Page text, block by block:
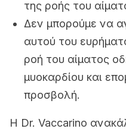
της ροής του
Δεν μπορούμε να
αυτού του
ροή του αίματος
μυοκαρδίου και
προσβολή.
Η Dr. Vaccarino